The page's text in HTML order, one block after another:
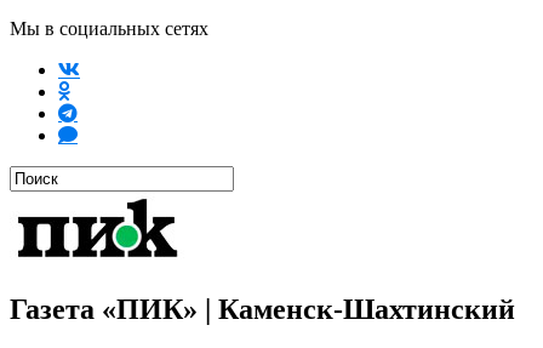
Мы в социальных сетях
Газета «ПИК» | Каменск-Шахтинский